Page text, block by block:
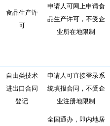
食品生产许
可
申请人可网上申请食
品生产许可，不受企
业所在地限制
自由类技术
进出口合同
登记
申请人可直接登录系
统填报合同，不受企
业注册地限制
全国通办，即内地居